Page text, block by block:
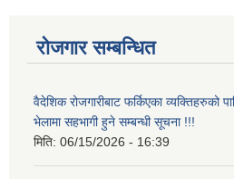
रोजगार सम्बन्धित
वैदेशिक रोजगारीबाट फर्किएका व्यक्तिहरुको
भेलामा सहभागी हुने सम्बन्धी सूचना !!!
मिति: 06/15/2026 - 16:39